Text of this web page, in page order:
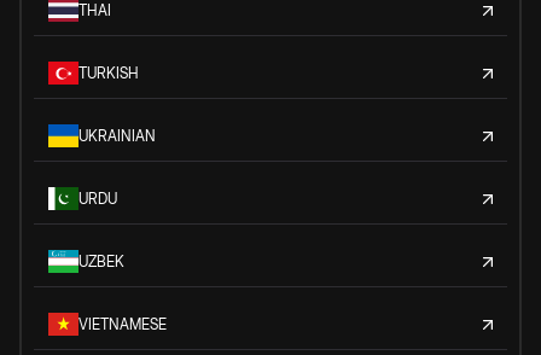
THAI
TURKISH
UKRAINIAN
URDU
UZBEK
VIETNAMESE